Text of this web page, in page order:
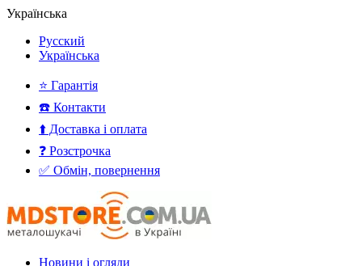
Українська
Русский
Українська
⭐ Гарантія
☎️ Контакти
⬆️ Доставка і оплата
❓ Розстрочка
✅ Обмін, повернення
Новини і огляди